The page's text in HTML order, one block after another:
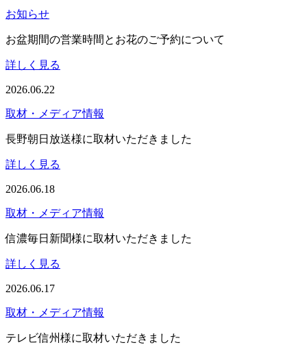
お知らせ
お盆期間の営業時間とお花のご予約について
詳しく見る
2026.06.22
取材・メディア情報
長野朝日放送様に取材いただきました
詳しく見る
2026.06.18
取材・メディア情報
信濃毎日新聞様に取材いただきました
詳しく見る
2026.06.17
取材・メディア情報
テレビ信州様に取材いただきました